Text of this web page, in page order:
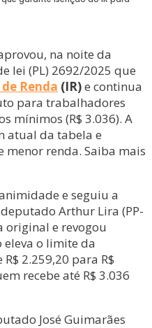
na noite da
lei (PL) 2692/2025 que
Renda (IR)e continua
para trabalhadores
mínimos (R$ 3.036). A
atual da tabela e
menor renda. Saiba mais
e seguiu a
Arthur Lira (PP-
original e revogou
eleva o limite da
2.259,20 para R$
recebe até R$ 3.036
José Guimarães